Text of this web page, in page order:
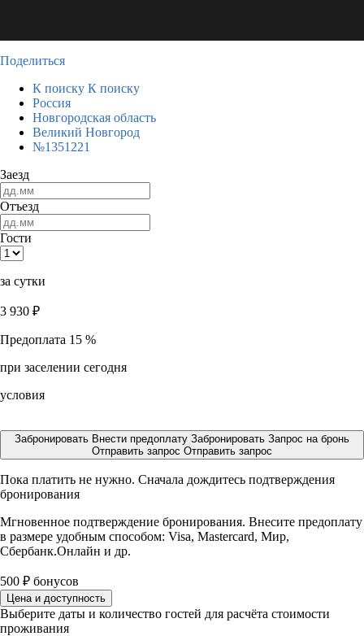
Поделиться
К поиску К поиску
Россия
Новгородская область
Великий Новгород
№1351221
Заезд
Отъезд
Гости
за сутки
3 930 ₽
Предоплата 15 %
при заселении сегодня
условия
Забронировать Внести предоплату Забронировать Запрос на бронь
Отправить запрос Отправить запрос
Пока платить не нужно. Сначала дождитесь подтверждения
бронирования
Мгновенное подтверждение бронирования. Внесите предоплату
в размере удобным способом: Visa, Mastercard, Мир,
Сбербанк.Онлайн и др.
500 ₽ бонусов
Цена и доступность
Выберите даты и количество гостей для расчёта стоимости
проживания